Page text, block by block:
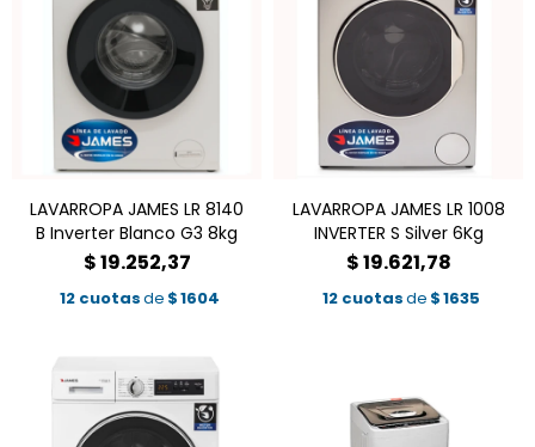
LAVARROPA JAMES LR 8140
B Inverter Blanco G3 8kg
$19.252,37
12 cuotasde $1604
LAVARROPA JAMES LR 1008
INVERTER S Silver 6Kg
$19.621,78
12 cuotasde $1635